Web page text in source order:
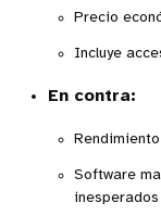
Precio
Incluye
En contra:
Software